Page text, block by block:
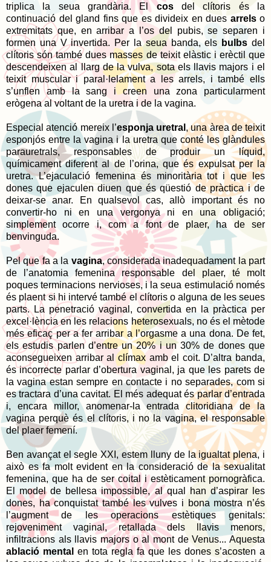
triplica la seua grandària. Elcosdel clítoris és la
continuació del gland fins que es divideix en dues arrelso
extremitats que, en arribar a l’os del pubis, se separen i
formen una V invertida. Per la seua banda, els bulbs del
clítoris són també dues masses de teixit elàstic i erèctil que
descendeixen al llarg de la vulva, sota els llavis majors i el
teixit muscular i paral·lelament a les arrels, i també ells
s’unflen amb la sang i creen una zona particularment
erògena al voltant de la uretra i de la vagina.
Especial atenció mereix l’esponja uretral , una àrea de teixit
esponjós entre la vagina i la uretra que conté les glàndules
parauretrals, responsables de produir un líquid,
químicament diferent al de l’orina, que és expulsat per la
uretra. L’ejaculació femenina és minoritària tot i que les
dones que ejaculen diuen que és qüestió de pràctica i de
deixar-se anar. En qualsevol cas, allò important és no
convertir-ho ni en una vergonya ni en una obligació;
simplement ocorre i, com a font de plaer, ha de ser
benvinguda.
Pel que fa a la vagina, considerada inadequadament la part
de l’anatomia femenina responsable del plaer, té molt
poques terminacions nervioses, i la seua estimulació només
és plaent si hi intervé també el clítoris o alguna de les seues
parts. La penetració vaginal, convertida en la pràctica per
excel·lència en les relacions heterosexuals, no és el mètode
més eficaç per a fer arribar a l’orgasme a una dona. De fet,
els estudis parlen d’entre un 20% i un 30% de dones que
aconsegueixen arribar al clímax amb el coit. D’altra banda,
és incorrecte parlar d’obertura vaginal, ja que les parets de
la vagina estan sempre en contacte i no separades, com si
es tractara d’una cavitat. El més adequat és parlar d’entrada
i, encara millor, anomenar-la entrada clitoridiana de la
vagina perquè és el clítoris, i no la vagina, el responsable
del plaer femení.
Ben avançat el segle XXI, estem lluny de la igualtat plena, i
això es fa molt evident en la consideració de la sexualitat
femenina, que ha de ser coital i estèticament pornogràfica.
El model de bellesa impossible, al qual han d’aspirar les
dones, ha conquistat també les vulves i bona mostra n’és
l’augment de les operacions estètiques genitals:
rejoveniment vaginal, retallada dels llavis menors,
infiltracions als llavis majors o al mont de Venus... Aquesta
ablació mental en tota regla fa que les dones s’acosten a